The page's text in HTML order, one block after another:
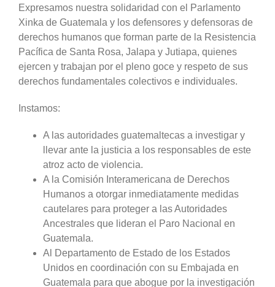
Expresamos nuestra solidaridad con el Parlamento
Xinka de Guatemala y los defensores y defensoras de
derechos humanos que forman parte de la Resistencia
Pacífica de Santa Rosa, Jalapa y Jutiapa, quienes
ejercen y trabajan por el pleno goce y respeto de sus
derechos fundamentales colectivos e individuales.
Instamos:
A las autoridades guatemaltecas a investigar y
llevar ante la justicia a los responsables de este
atroz acto de violencia.
A la Comisión Interamericana de Derechos
Humanos a otorgar inmediatamente medidas
cautelares para proteger a las Autoridades
Ancestrales que lideran el Paro Nacional en
Guatemala.
Al Departamento de Estado de los Estados
Unidos en coordinación con su Embajada en
Guatemala para que abogue por la investigación